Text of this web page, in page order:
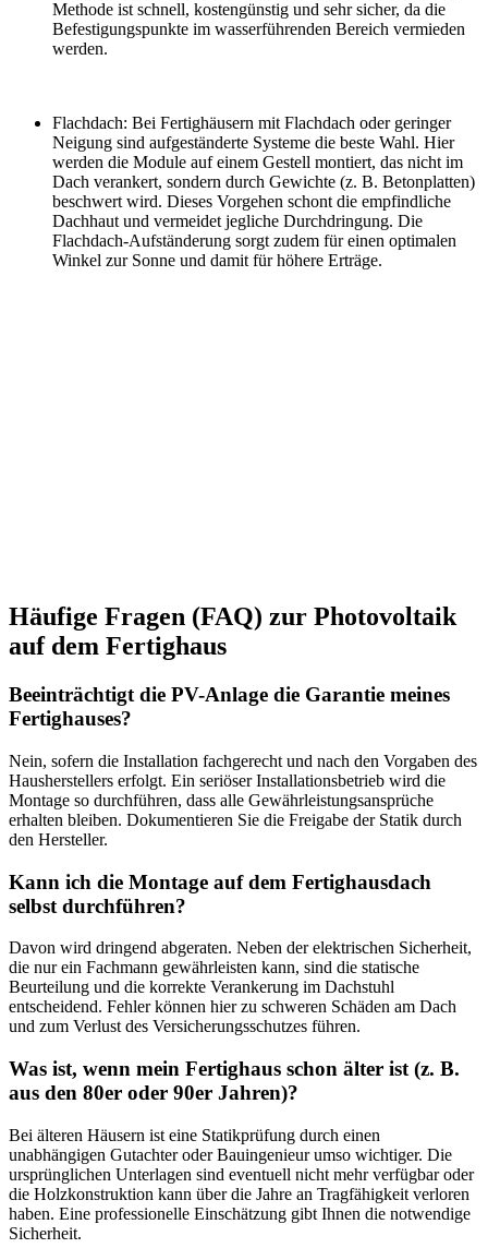
Methode ist schnell, kostengünstig und sehr sicher, da die
Befestigungspunkte im wasserführenden Bereich vermieden
werden.
Flachdach: Bei Fertighäusern mit Flachdach oder geringer
Neigung sind aufgeständerte Systeme die beste Wahl. Hier
werden die Module auf einem Gestell montiert, das nicht im
Dach verankert, sondern durch Gewichte (z. B. Betonplatten)
beschwert wird. Dieses Vorgehen schont die empfindliche
Dachhaut und vermeidet jegliche Durchdringung. Die
Flachdach-Aufständerung sorgt zudem für einen optimalen
Winkel zur Sonne und damit für höhere Erträge.
Häufige Fragen (FAQ) zur Photovoltaik
auf dem Fertighaus
Beeinträchtigt die PV-Anlage die Garantie meines
Fertighauses?
Nein, sofern die Installation fachgerecht und nach den Vorgaben des
Hausherstellers erfolgt. Ein seriöser Installationsbetrieb wird die
Montage so durchführen, dass alle Gewährleistungsansprüche
erhalten bleiben. Dokumentieren Sie die Freigabe der Statik durch
den Hersteller.
Kann ich die Montage auf dem Fertighausdach
selbst durchführen?
Davon wird dringend abgeraten. Neben der elektrischen Sicherheit,
die nur ein Fachmann gewährleisten kann, sind die statische
Beurteilung und die korrekte Verankerung im Dachstuhl
entscheidend. Fehler können hier zu schweren Schäden am Dach
und zum Verlust des Versicherungsschutzes führen.
Was ist, wenn mein Fertighaus schon älter ist (z. B.
aus den 80er oder 90er Jahren)?
Bei älteren Häusern ist eine Statikprüfung durch einen
unabhängigen Gutachter oder Bauingenieur umso wichtiger. Die
ursprünglichen Unterlagen sind eventuell nicht mehr verfügbar oder
die Holzkonstruktion kann über die Jahre an Tragfähigkeit verloren
haben. Eine professionelle Einschätzung gibt Ihnen die notwendige
Sicherheit.